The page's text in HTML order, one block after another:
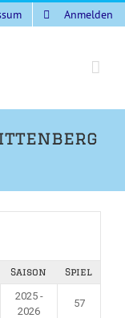
Anmelden
Saison Spiel
2025 -
2026
57